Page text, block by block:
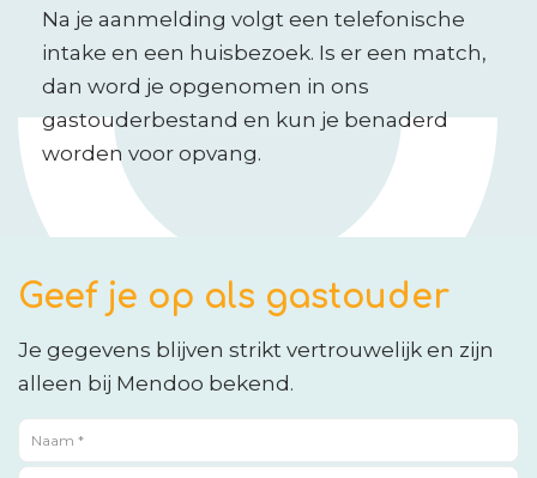
Na je aanmelding volgt een telefonische
intake en een huisbezoek. Is er een match,
dan word je opgenomen in ons
gastouderbestand en kun je benaderd
worden voor opvang.
Geef je op als gastouder
Je gegevens blijven strikt vertrouwelijk en zijn
alleen bij Mendoo bekend.